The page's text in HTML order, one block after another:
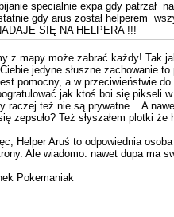
specialnie expa gdy patrzał
gdy arus został helperem
SIĘ NA HELPERA !!!
z mapy może zabrać każdy! Tak
jedyne słuszne zachowanie
pomocny, a w przeciwieństwie
jak ktoś boi się pikseli
raczej też nie są prywatne... A
zepsuło? Też słyszałem plotki
Helper Aruś to odpowiednia
Ale wiadomo: nawet dupa ma
Pokemaniak